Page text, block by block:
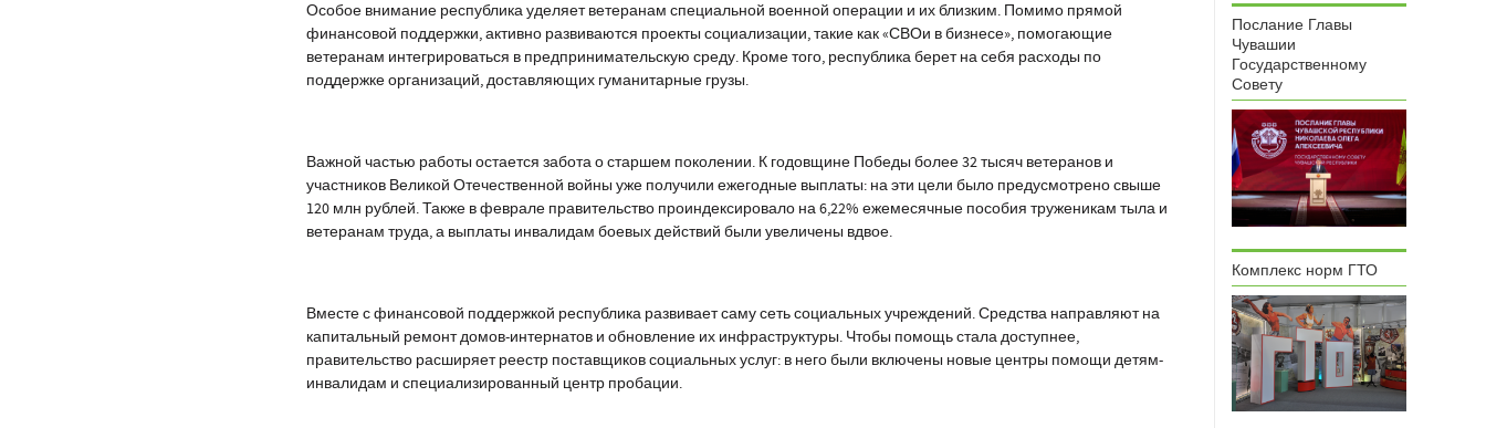
Особое внимание республика уделяет ветеранам специальной военной операции и их близким. Помимо прямой
финансовой поддержки, активно развиваются проекты социализации, такие как «СВОи в бизнесе», помогающие
ветеранам интегрироваться в предпринимательскую среду. Кроме того, республика берет на себя расходы по
поддержке организаций, доставляющих гуманитарные грузы.
Важной частью работы остается забота о старшем поколении. К годовщине Победы более 32 тысяч ветеранов и
участников Великой Отечественной войны уже получили ежегодные выплаты: на эти цели было предусмотрено свыше
120 млн рублей. Также в феврале правительство проиндексировало на 6,22% ежемесячные пособия труженикам тыла и
ветеранам труда, а выплаты инвалидам боевых действий были увеличены вдвое.
Вместе с финансовой поддержкой республика развивает саму сеть социальных учреждений. Средства направляют на
капитальный ремонт домов-интернатов и обновление их инфраструктуры. Чтобы помощь стала доступнее,
правительство расширяет реестр поставщиков социальных услуг: в него были включены новые центры помощи детям-
инвалидам и специализированный центр пробации.
Послание Главы
Чувашии
Государственному
Совету
Комплекс норм ГТО